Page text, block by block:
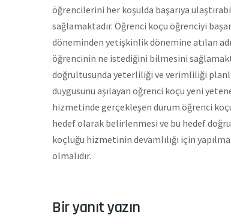
öğrencilerini her koşulda başarıya
sağlamaktadır. Öğrenci koçu öğrenciyi
döneminden yetişkinlik dönemine atılan
öğrencinin ne istediğini bilmesini
doğrultusunda yeterliliği ve verimliliği
duygusunu aşılayan öğrenci koçu yeni
hizmetinde gerçekleşen durum öğrenci
hedef olarak belirlenmesi ve bu hedef
koçluğu hizmetinin devamlılığı için
olmalıdır.
Bir yanıt yazın